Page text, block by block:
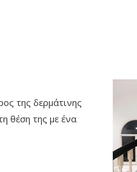
της δερμάτινης
θέση της με ένα